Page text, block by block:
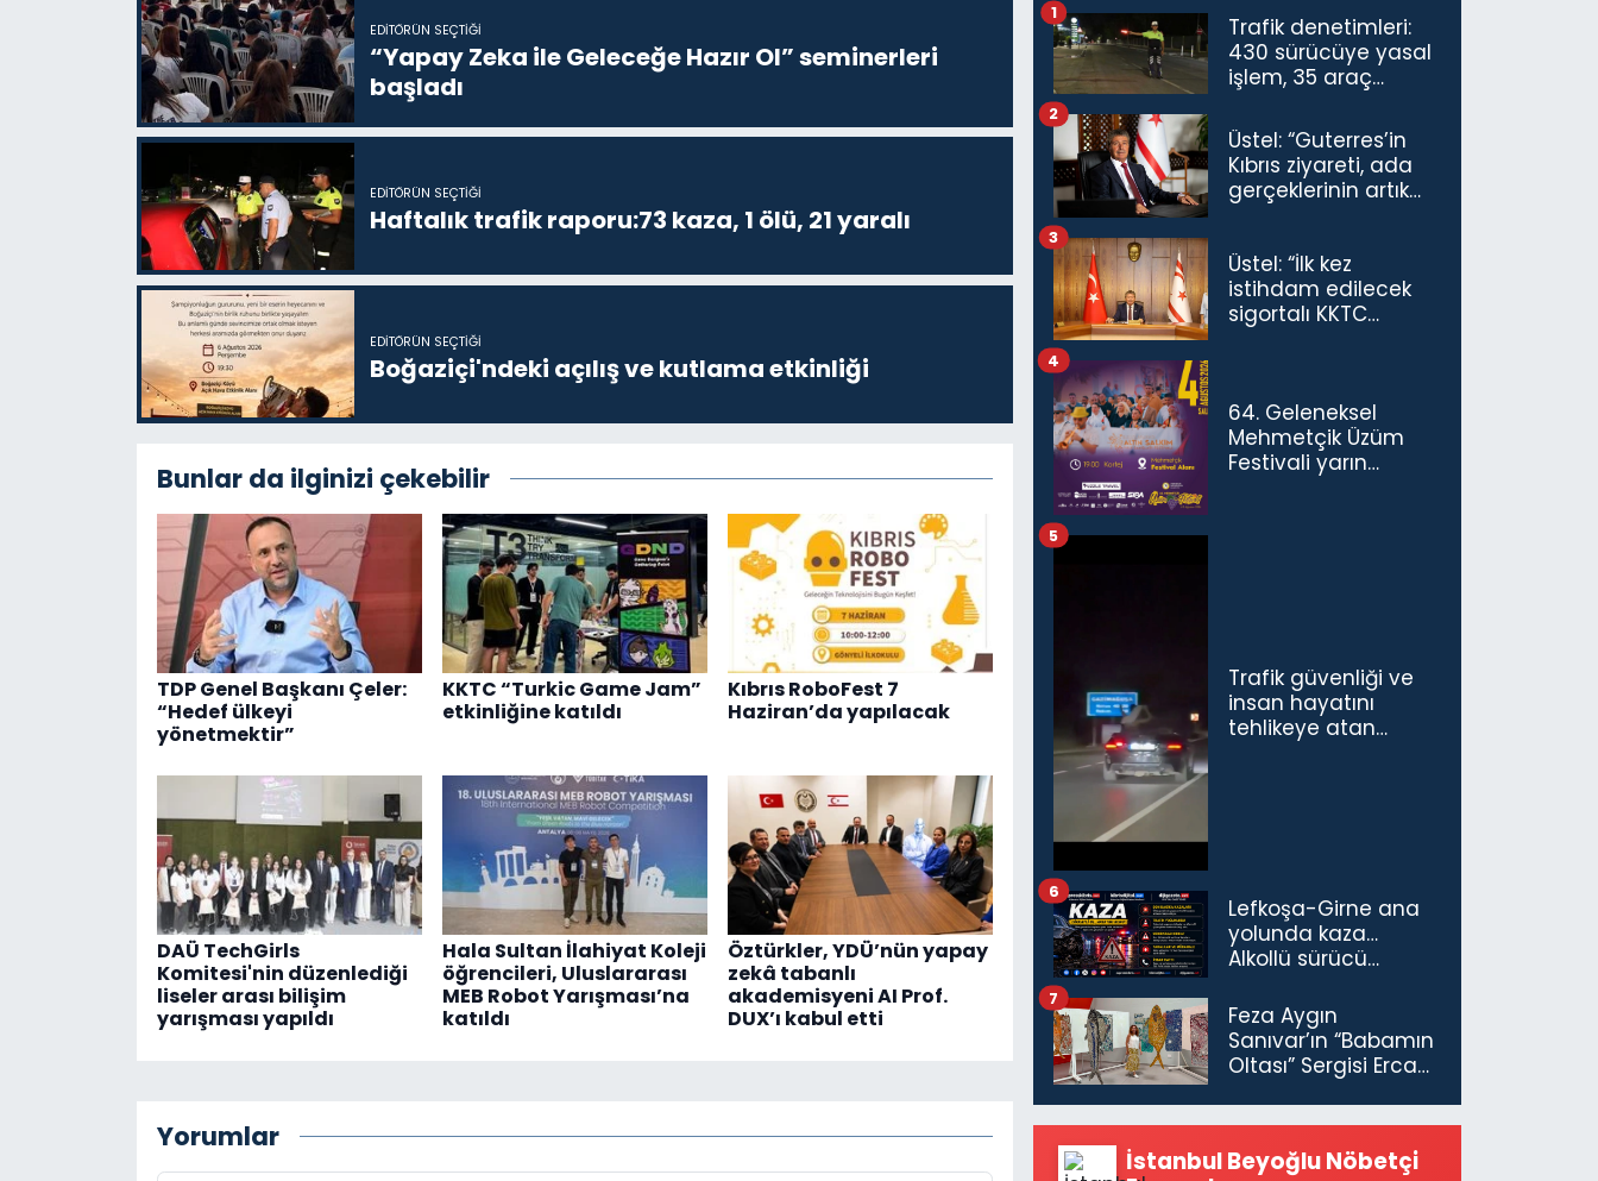
EDITÖRÜN SEÇTIĞI
“Yapay Zeka ile Geleceğe Hazır Ol” seminerleri
başladı
EDITÖRÜN SEÇTIĞI
Haftalık trafik raporu:73 kaza, 1 ölü, 21 yaralı
EDITÖRÜN SEÇTIĞI
Boğaziçi'ndeki açılış ve kutlama etkinliği
Bunlar da ilginizi çekebilir
TDP Genel Başkanı Çeler:
“Hedef ülkeyi
yönetmektir”
KKTC “Turkic Game Jam”
etkinliğine katıldı
Kıbrıs RoboFest 7
Haziran’da yapılacak
DAÜ TechGirls
Komitesi'nin düzenlediği
liseler arası bilişim
yarışması yapıldı
Hala Sultan İlahiyat Koleji
öğrencileri, Uluslararası
MEB Robot Yarışması’na
katıldı
Öztürkler, YDÜ’nün yapay
zekâ tabanlı
akademisyeni AI Prof.
DUX’ı kabul etti
Yorumlar
Trafik denetimleri:
430 sürücüye yasal
işlem, 35 araç
1
Üstel: “Guterres’in
Kıbrıs ziyareti, ada
gerçeklerinin artık
göstermiştir”
2
Üstel: “İlk kez
istihdam edilecek
sigortalı KKTC
3
64. Geleneksel
Mehmetçik Üzüm
Festivali yarın
4
Trafik güvenliği ve
insan hayatını
tehlikeye atan
5
Lefkoşa-Girne ana
yolunda kaza…
Alkollü sürücü
6
Feza Aygın
Sanıvar’ın “Babamın
Oltası” Sergisi Ercan
7
İstanbul Beyoğlu Nöbetçi